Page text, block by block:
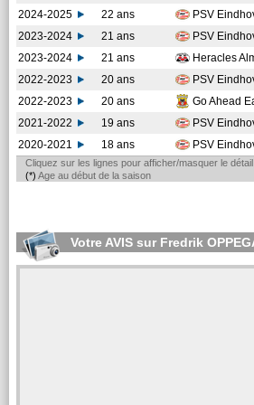
2024-2025
22 ans PSV
2023-2024
21 ans PSV
2023-2024
21 ans Heracles
2022-2023
20 ans PSV
2022-2023
20 ans Go Ahead
2021-2022
19 ans PSV
2020-2021
18 ans PSV
Cliquez sur les lignes pour afficher/masquer le
(*) Age au début de la saison
Votre AVIS sur Fredrik